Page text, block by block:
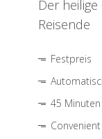
Der
Reisende
Festpreis
45